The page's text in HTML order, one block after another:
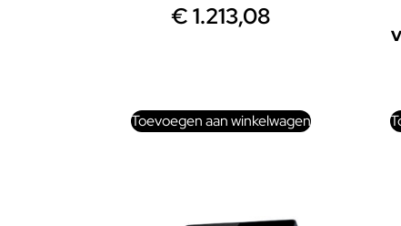
€1.213,08
Toevoegen aan winkelwagen